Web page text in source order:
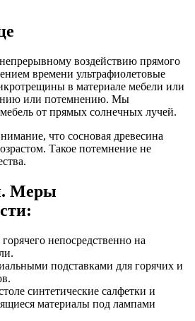
воздействию прямого
времени ультрафиолетовые
в материале мебели или
или потемнению. Мы
от прямых солнечных лучей.
что сосновая древесина
Такое потемнение не
Меры
непосредственно на
подставками для горячих и
синтетические салфетки и
материалы под лампами